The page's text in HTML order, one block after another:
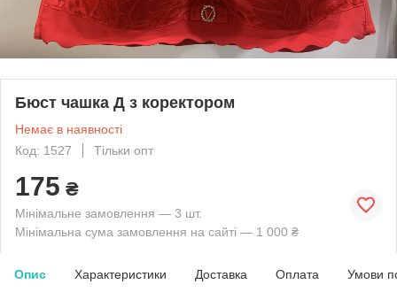
Бюст чашка Д з коректором
Немає в наявності
Код: 1527
Тільки опт
175 ₴
Мінімальне замовлення — 3 шт.
Мінімальна сума замовлення на сайті — 1 000 ₴
Опис Характеристики Доставка Оплата Умови